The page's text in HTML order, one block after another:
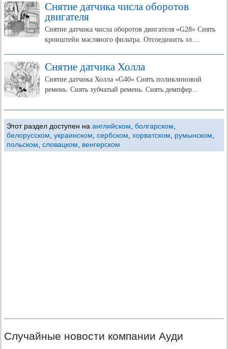
Снятие датчика числа оборотов
двигателя
Снятие датчика числа оборотов двигателя «G28» Снять
кронштейн масляного фильтра. Отсоединить эл....
Снятие датчика Холла
Снятие датчика Холла «G40» Снять поликлиновой
ремень. Снять зубчатый ремень. Снять демпфер...
Этот раздел доступен на английском болгарском
белорусском украинском сербском хорватском румынском
польском словацком венгерском
Случайные новости компании Ауди